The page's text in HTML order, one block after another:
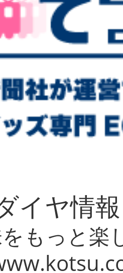
イヤ情
もっと楽